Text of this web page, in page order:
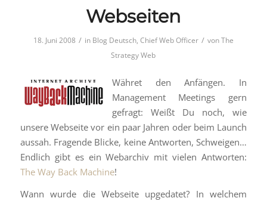
Webseiten
18. Juni 2008 / in Blog Deutsch, Chief Web Officer / vonThe
Strategy Web
Währet den Anfängen. In
Management Meetings gern
gefragt: Weißt Du noch, wie
unsere Webseite vor ein paar Jahren oder beim Launch
aussah. Fragende Blicke, keine Antworten, Schweigen…
Endlich gibt es ein Webarchiv mit vielen Antworten:
The Way Back Machine!
Wann wurde die Webseite upgedatet? In welchem